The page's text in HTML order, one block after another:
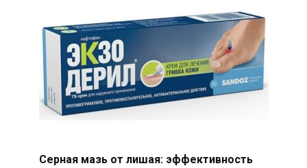
Серная мазь от лишая: эффективность